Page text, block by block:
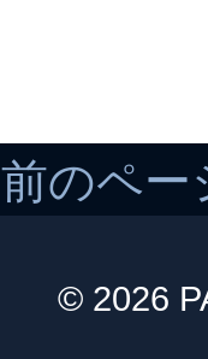
前のペー
© 2026